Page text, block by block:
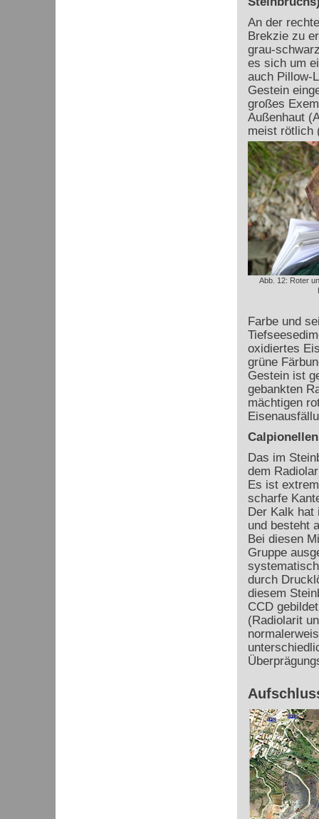
An der
Brekzie zu
grau-
es sich um
auch Pillow-
Gestein
großes
Außenhaut
meist rötlich
Abb. 12: Roter
Farbe und
oxidiertes
grüne
Gestein ist
gebankten
mächtigen
Das im
dem
Es ist
scharfe
Der Kalk hat
und besteht
Bei diesen
Gruppe
durch
diesem
CCD
(Radiolarit